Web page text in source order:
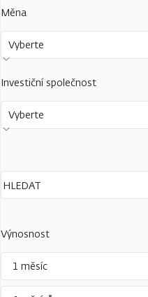
Měna
Vyberte
Investiční společnost
Vyberte
Výnosnost
1 měsíc